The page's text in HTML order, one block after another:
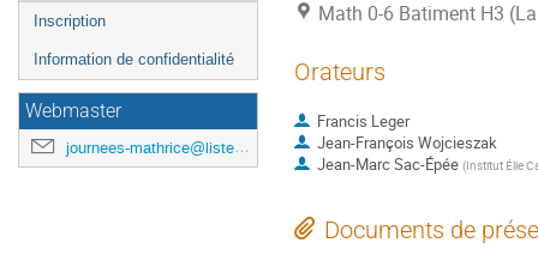
Inscription
Information de confidentialité
Webmaster
journees-mathrice@listes.mathrice.fr
Math 0-6 Batiment H3
Orateurs
Francis Leger
Jean-François Wojcieszak
Jean-Marc Sac-Épée (Institut Élie
Documents de